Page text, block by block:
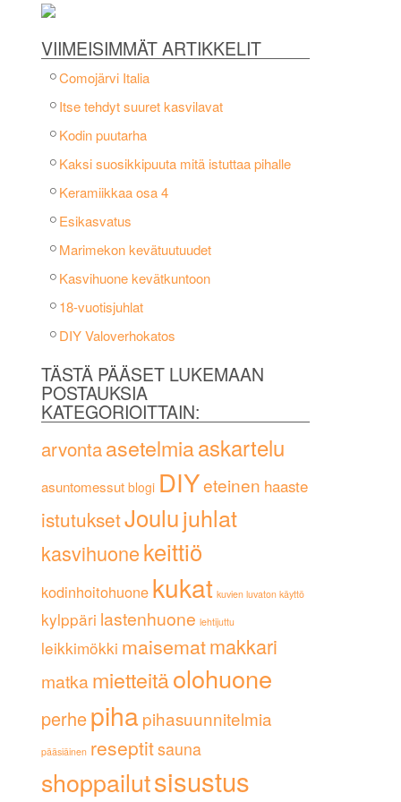
VIIMEISIMMÄT ARTIKKELIT
Comojärvi Italia
Itse tehdyt suuret kasvilavat
Kodin puutarha
Kaksi suosikkipuuta mitä istuttaa pihalle
Keramiikkaa osa 4
Esikasvatus
Marimekon kevätuutuudet
Kasvihuone kevätkuntoon
18-vuotisjuhlat
DIY Valoverhokatos
TÄSTÄ PÄÄSET LUKEMAAN
POSTAUKSIA
KATEGORIOITTAIN:
arvontaasetelmiaaskartelu
asuntomessut blogi DIYeteinen haaste
istutuksetJoulujuhlat
kasvihuonekeittiö
kodinhoitohuone kukat kuvien luvaton käyttö
kylppäri lastenhuone lehtijuttu
leikkimökki maisematmakkari
matkamietteitäolohuone
perhepihapihasuunnitelmia
pääsiäinen reseptitsauna
shoppailutsisustus